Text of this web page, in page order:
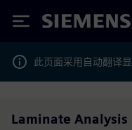
Siemens
此页面采用自动翻译显
Laminate Analysis